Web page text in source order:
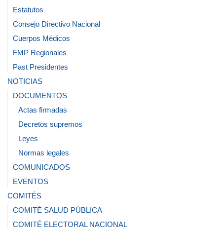
Estatutos
Consejo Directivo Nacional
Cuerpos Médicos
FMP Regionales
Past Presidentes
NOTICIAS
DOCUMENTOS
Actas firmadas
Decretos supremos
Leyes
Normas legales
COMUNICADOS
EVENTOS
COMITÉS
COMITÉ SALUD PÚBLICA
COMITÉ ELECTORAL NACIONAL